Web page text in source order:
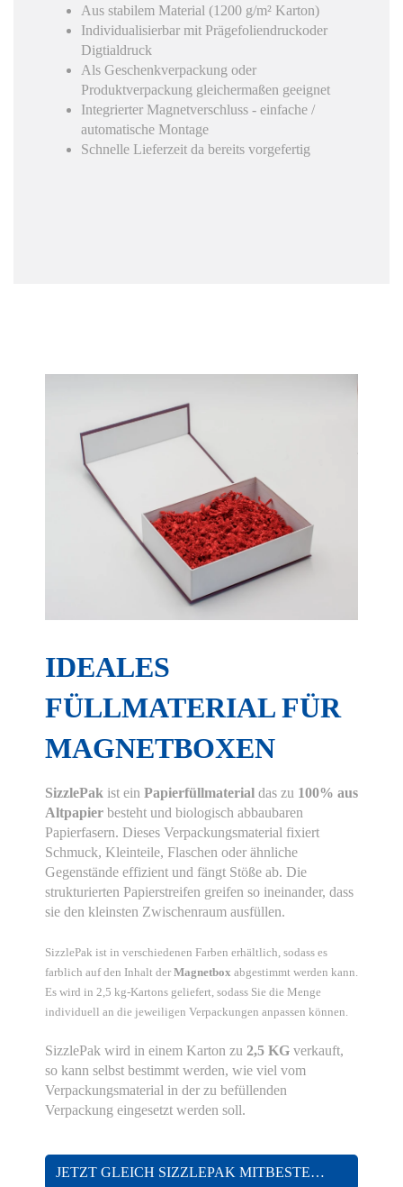
Aus stabilem Material (1200 g/m² Karton)
Individualisierbar mit Prägefoliendruckoder
Digtialdruck
Als Geschenkverpackung oder
Produktverpackung gleichermaßen geeignet
Integrierter Magnetverschluss - einfache /
automatische Montage
Schnelle Lieferzeit da bereits vorgefertig
IDEALES
FÜLLMATERIAL FÜR
MAGNETBOXEN
SizzlePak ist ein Papierfüllmaterial das zu 100% aus
Altpapier besteht und biologisch abbaubaren
Papierfasern. Dieses Verpackungsmaterial fixiert
Schmuck, Kleinteile, Flaschen oder ähnliche
Gegenstände effizient und fängt Stöße ab. Die
strukturierten Papierstreifen greifen so ineinander, dass
sie den kleinsten Zwischenraum ausfüllen.
SizzlePak ist in verschiedenen Farben erhältlich, sodass es
farblich auf den Inhalt der Magnetbox abgestimmt werden kann.
Es wird in 2,5 kg-Kartons geliefert, sodass Sie die Menge
individuell an die jeweiligen Verpackungen anpassen können.
SizzlePak wird in einem Karton zu 2,5 KG verkauft,
so kann selbst bestimmt werden, wie viel vom
Verpackungsmaterial in der zu befüllenden
Verpackung eingesetzt werden soll.
JETZT GLEICH SIZZLEPAK MITBESTELLEN
Hier finden Sie eine Übersicht über alle
verwendeten Cookies. Sie können Ihre
Zustimmung geben oder sich weitere
Informationen anzeigen lassen.
Essenziell Statistiken
Details einblenden